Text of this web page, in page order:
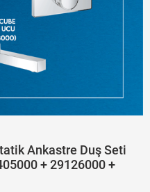
Ankastre Duş Seti
+ 29126000 +